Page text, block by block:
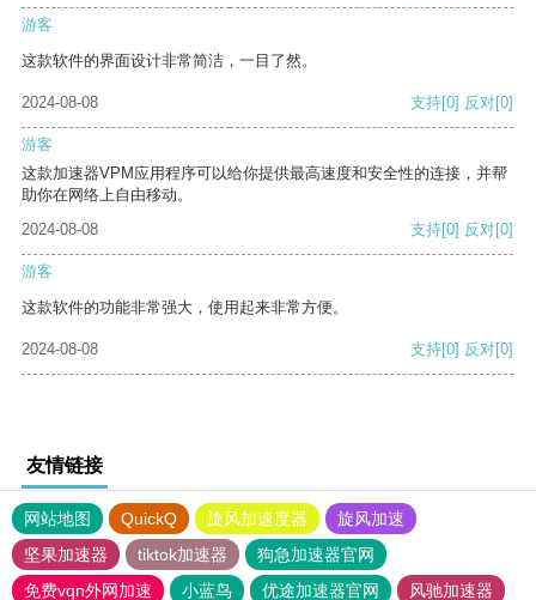
游客
这款软件的界面设计非常简洁，一目了然。
2024-08-08 支持[0] 反对[0]
游客
这款加速器VPM应用程序可以给你提供最高速度和安全性的连接，并帮
助你在网络上自由移动。
2024-08-08
支持[0] 反对[0]
游客
这款软件的功能非常强大，使用起来非常方便。
2024-08-08 支持[0] 反对[0]
友情链接
网站地图 QuickQ 旋风加速度器
旋风加速
坚果加速器
tiktok加速器
狗急加速器官网
免费vqn外网加速
小蓝鸟 优途加速器官网 风驰加速器